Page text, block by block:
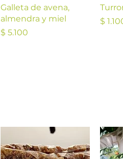
Galleta de avena,
almendra y miel
Precio
$ 5.100
$